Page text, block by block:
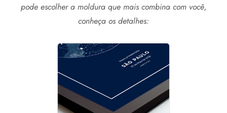
pode escolher a moldura que mais combina com você,
conheça os detalhes: